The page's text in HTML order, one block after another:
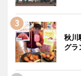
秋川
グラ